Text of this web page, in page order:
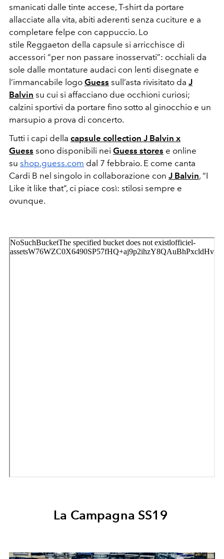
smanicati dalle tinte accese, T-shirt da portare
allacciate alla vita, abiti aderenti senza cuciture e a
completare felpe con cappuccio. Lo
stile Reggaeton della capsule si arricchisce di
accessori “per non passare inosservati”: occhiali da
sole dalle montature audaci con lenti disegnate e
l’immancabile logo Guess sull’asta rivisitato da J
Balvin su cui si affacciano due occhioni curiosi;
calzini sportivi da portare fino sotto al ginocchio e un
marsupio a prova di concerto.
Tutti i capi della capsule collection J Balvin x
Guess sono disponibili nei Guess stores e online
su shop.guess.com dal 7 febbraio. E come canta
Cardi B nel singolo in collaborazione con J Balvin, “I
Like it like that”, ci piace così: stilosi sempre e
ovunque.
La Campagna SS19